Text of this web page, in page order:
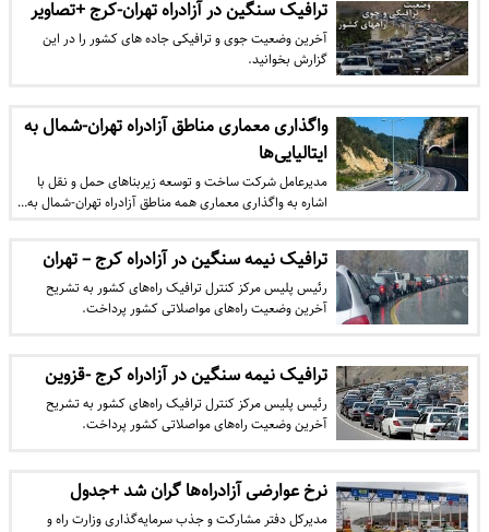
ترافیک سنگین در آزادراه تهران-کرج +تصاویر
آخرین وضعیت جوی و ترافیکی جاده های کشور را در این
گزارش بخوانید.
واگذاری معماری مناطق آزاد‌راه تهران-شمال به
ایتالیایی‌ها‌
مدیرعامل شرکت ساخت و توسعه زیربناهای حمل و نقل با
اشاره به واگذاری معماری همه مناطق آزاد‌راه تهران-شمال به…
ترافیک نیمه سنگین در آزادراه کرج – تهران
رئیس پلیس مرکز کنترل ترافیک راه‌های کشور به تشریح
آخرین وضعیت راه‌های مواصلاتی کشور پرداخت.
ترافیک نیمه سنگین در آزادراه کرج -قزوین
رئیس پلیس مرکز کنترل ترافیک راه‌های کشور به تشریح
آخرین وضعیت راه‌های مواصلاتی کشور پرداخت.
نرخ عوارضی آزادراه‌ها‌ گران شد +جدول
مدیرکل دفتر مشارکت و جذب سرمایه‌گذاری وزارت راه و